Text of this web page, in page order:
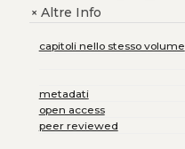
+Altre Info
capitoli nello stesso volume
metadati
open access
peer reviewed